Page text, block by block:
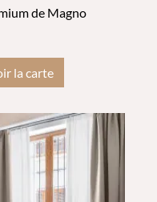
de Magno
la carte